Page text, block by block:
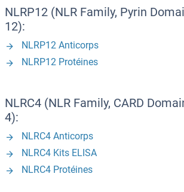
NLRP12 (NLR Family, Pyrin
12):
NLRP12 Anticorps
NLRP12 Protéines
NLRC4 (NLR Family, CARD
4):
NLRC4 Anticorps
NLRC4 Kits ELISA
NLRC4 Protéines